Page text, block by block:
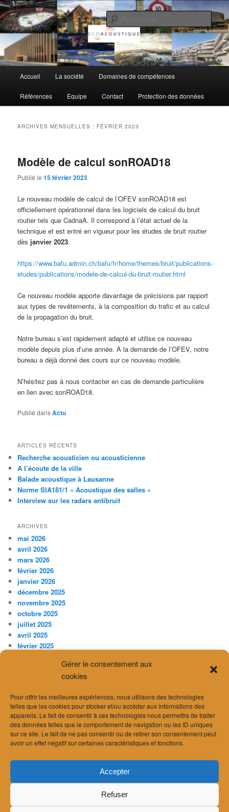
Gérer le consentement aux
cookies
Pour offrir les meilleures expériences, nous utilisons des technologies
telles que les cookies pour stocker et/ou accéder aux informations des
appareils. Le fait de consentir à ces technologies nous permettra de traiter
des données telles que le comportement de navigation ou les ID uniques
sur ce site. Le fait de ne pas consentir ou de retirer son consentement peut
avoir un effet négatif sur certaines caractéristiques et fonctions.
Accepter
Refuser
Aller
au
contenu
principal
Aller
au
contenu
secondaireEcoAcoustique SA
principal
Accueil La société Domaines de compétences
Références Equipe Contact Protection des données
ARCHIVES MENSUELLES : FÉVRIER 2023
Modèle de calcul sonROAD18
Publié le15 février 2023
Le nouveau modèle de calcul de l’OFEV sonROAD18 est
officiellement opérationnel dans les logiciels de calcul du bruit
routier tels que CadnaA. Il correspond à l’état actuel de la
technique et est entré en vigueur pour les études de bruit routier
dès janvier 2023.
https://www.bafu.admin.ch/bafu/fr/home/themes/bruit/publications-
etudes/publications/modele-de-calcul-du-bruit-routier.html
Ce nouveau modèle apporte davantage de précisions par rapport
aux types de revêtements, à la composition du trafic et au calcul
de la propagation du bruit.
Notre bureau s’est rapidement adapté et utilise ce nouveau
modèle depuis plus d’une année. A la demande de l’OFEV, notre
bureau a déjà donné des cours sur ce nouveau modèle.
N’hésitez pas à nous contacter en cas de demande particulière
en lien avec sonROAD18.
Publié dansActu
ARTICLES RÉCENTS
Recherche acousticien ou acousticienne
A l’écoute de la ville
Balade acoustique à Lausanne
Norme SIA181/1 « Acoustique des salles »
Interview sur les radars antibruit
ARCHIVES
mai 2026
avril 2026
mars 2026
février 2026
janvier 2026
décembre 2025
novembre 2025
octobre 2025
juillet 2025
avril 2025
février 2025
novembre 2024
septembre 2024
juillet 2024
juin 2024
avril 2024
mars 2024
février 2024
décembre 2023
juillet 2023
février 2023